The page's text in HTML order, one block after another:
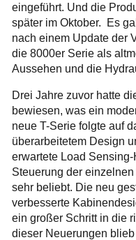
eingeführt. Und die
später im Oktober. Es
nach einem Update der
die 8000er Serie als
Aussehen und die
Drei Jahre zuvor hatte
bewiesen, was ein
neue T-Serie folgte auf
überarbeitetem Design
erwartete Load
Steuerung der
sehr beliebt. Die neu
verbesserte
ein großer Schritt in die
dieser Neuerungen